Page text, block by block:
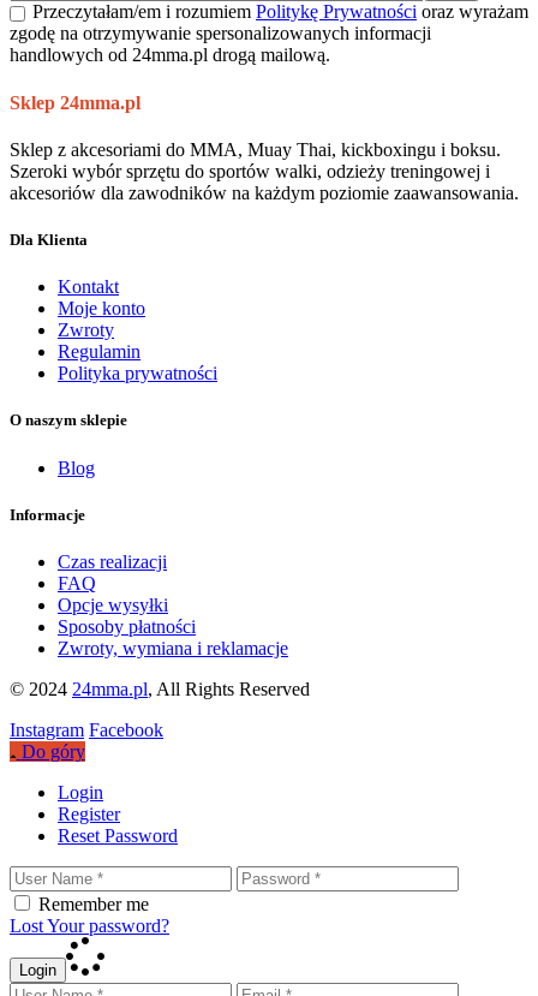
Przeczytałam/em i rozumiem Politykę Prywatności oraz wyrażam
zgodę na otrzymywanie spersonalizowanych informacji
handlowych od 24mma.pl drogą mailową.
Sklep 24mma.pl
Sklep z akcesoriami do MMA, Muay Thai, kickboxingu i boksu.
Szeroki wybór sprzętu do sportów walki, odzieży treningowej i
akcesoriów dla zawodników na każdym poziomie zaawansowania.
Dla Klienta
Kontakt
Moje konto
Zwroty
Regulamin
Polityka prywatności
O naszym sklepie
Blog
Informacje
Czas realizacji
FAQ
Opcje wysyłki
Sposoby płatności
Zwroty, wymiana i reklamacje
© 2024 24mma.pl, All Rights Reserved
Instagram Facebook
Do góry
Login
Register
Reset Password
Remember me
Lost Your password?
Login